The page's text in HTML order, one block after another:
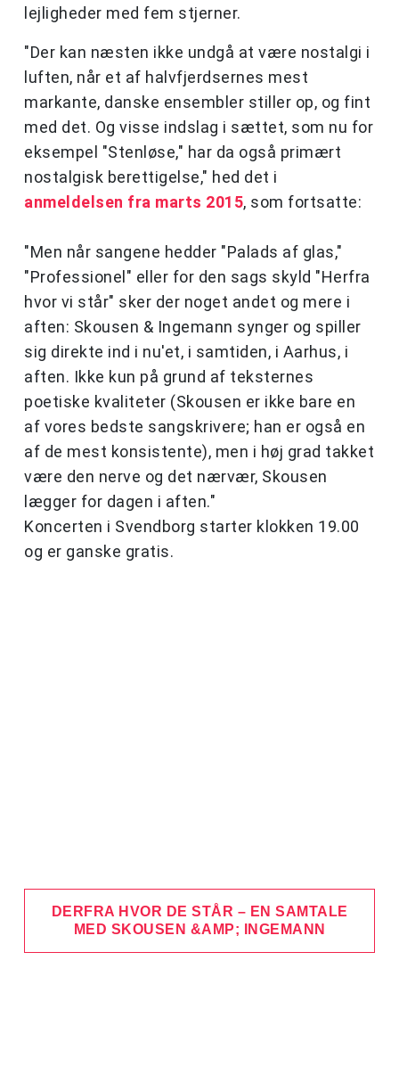
lejligheder med fem stjerner.
"Der kan næsten ikke undgå at være nostalgi i
luften, når et af halvfjerdsernes mest
markante, danske ensembler stiller op, og fint
med det. Og visse indslag i sættet, som nu for
eksempel "Stenløse," har da også primært
nostalgisk berettigelse," hed det i
anmeldelsen fra marts 2015, som fortsatte:
"Men når sangene hedder "Palads af glas,"
"Professionel" eller for den sags skyld "Herfra
hvor vi står" sker der noget andet og mere i
aften: Skousen & Ingemann synger og spiller
sig direkte ind i nu'et, i samtiden, i Aarhus, i
aften. Ikke kun på grund af teksternes
poetiske kvaliteter (Skousen er ikke bare en
af vores bedste sangskrivere; han er også en
af de mest konsistente), men i høj grad takket
være den nerve og det nærvær, Skousen
lægger for dagen i aften."
Koncerten i Svendborg starter klokken 19.00
og er ganske gratis.
DERFRA HVOR DE STÅR – EN SAMTALE
MED SKOUSEN &AMP; INGEMANN